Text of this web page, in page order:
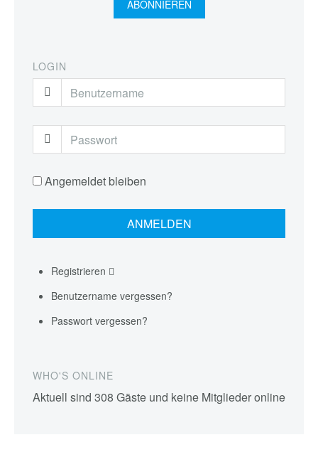
LOGIN
Angemeldet bleiben
Registrieren
Benutzername vergessen?
Passwort vergessen?
WHO'S ONLINE
Aktuell sind 308 Gäste und keine Mitglieder online